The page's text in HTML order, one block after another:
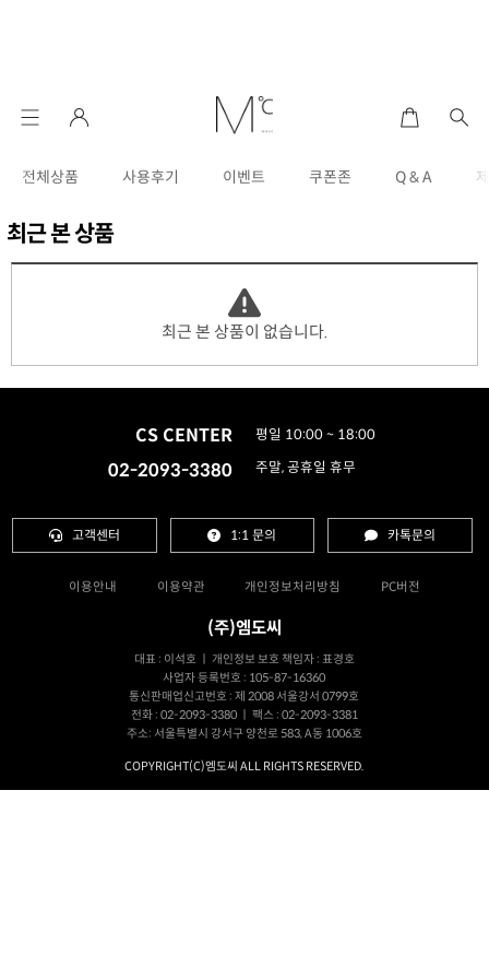
전체상품 사용후기 이벤트 쿠폰존 Q & A
최근 본 상품
최근 본 상품이 없습니다.
CS CENTER
02-2093-3380
평일 10:00 ~ 18:00
주말, 공휴일 휴무
고객센터 1:1 문의 카톡문의
이용안내 이용약관 개인정보처리방침 PC버전
(주)엠도씨
대표 : 이석호 ㅣ 개인정보 보호 책임자 : 표경호
사업자 등록번호 : 105-87-16360
통신판매업신고번호 : 제 2008 서울강서 0799호
전화 : 02-2093-3380 ㅣ 팩스 : 02-2093-3381
주소: 서울특별시 강서구 양천로 583, A동 1006호
COPYRIGHT(C)엠도씨 ALL RIGHTS RESERVED.